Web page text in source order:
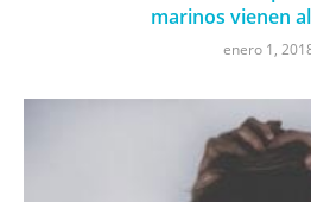
marinos vienen
enero 1,